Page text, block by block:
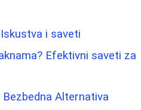
i saveti
Efektivni saveti za
Alternativa